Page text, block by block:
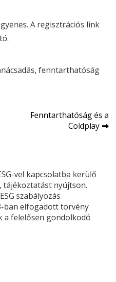
A regisztrációs link
, fenntarthatóság
Fenntarthatóság és a
Coldplay
vel kapcsolatba kerülő
nyújtson.
szabályozás
ban elfogadott törvény
a felelősen gondolkodó